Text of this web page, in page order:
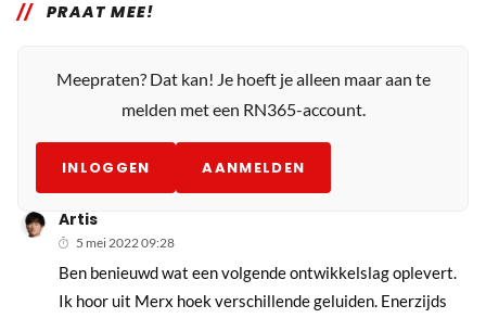
PRAAT MEE!
Meepraten? Dat kan! Je hoeft je alleen maar aan te
melden met een RN365-account.
INLOGGEN AANMELDEN
Artis
5 mei 2022 09:28
Ben benieuwd wat een volgende ontwikkelslag oplevert.
Ik hoor uit Merx hoek verschillende geluiden. Enerzijds